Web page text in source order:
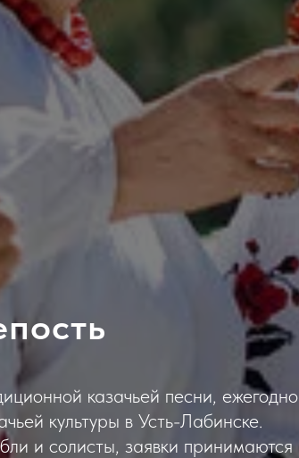
казачьей песни, ежегодно
культуры в Усть-Лабинске.
и солисты, заявки принимаются